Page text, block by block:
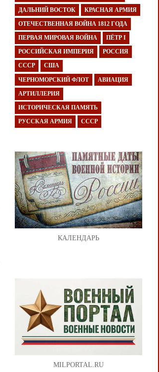
ДАЛЬНИЙ ВОСТОК КРАСНАЯ АРМИЯ
ОТЕЧЕСТВЕННАЯ ВОЙНА 1812 ГОДА
ПЕРВАЯ МИРОВАЯ ВОЙНА ПЁТР I
РОССИЙСКАЯ ИМПЕРИЯ РОССИЯ
СССР США
ЧЕРНОМОРСКИЙ ФЛОТ АВИАЦИЯ
АРТИЛЛЕРИЯ
ИСТОРИЧЕСКАЯ ПАМЯТЬ
РУССКАЯ АРМИЯ СССР
КАЛЕНДАРЬ
MILPORTAL.RU